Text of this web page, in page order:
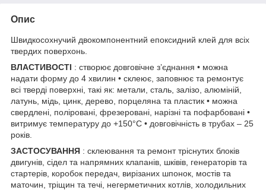
Опис
Швидкосохнучий двокомпонентний епоксидний клей для всіх
твердих поверхонь.
ВЛАСТИВОСТІ : створює довговічне з’єднання • можна
надати форму до 4 хвилин • склеює, заповнює та ремонтує
всі тверді поверхні, такі як: метали, сталь, залізо, алюміній,
латунь, мідь, цинк, дерево, порцеляна та пластик • можна
свердлені, поліровані, фрезеровані, нарізні та пофарбовані •
витримує температуру до +150°C • довговічність в трубах – 25
років.
ЗАСТОСУВАННЯ : склеювання та ремонт тріснутих блоків
двигунів, сідел та напрямних клапанів, шківів, генераторів та
стартерів, коробок передач, вирізаних шпонок, мостів та
маточин, тріщин та течі, негерметичних котлів, холодильних